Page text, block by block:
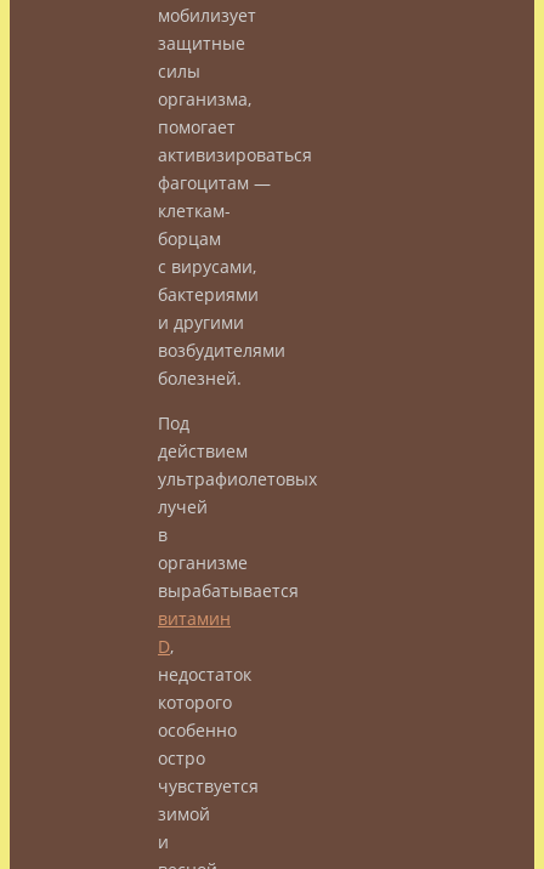
мобилизует
защитные
силы
организма,
помогает
активизироваться
фагоцитам —
клеткам-
борцам
с вирусами,
бактериями
и другими
возбудителями
болезней.
Под
действием
ультрафиолетовых
лучей
в
организме
вырабатывается
витамин
D,
недостаток
которого
особенно
остро
чувствуется
зимой
и